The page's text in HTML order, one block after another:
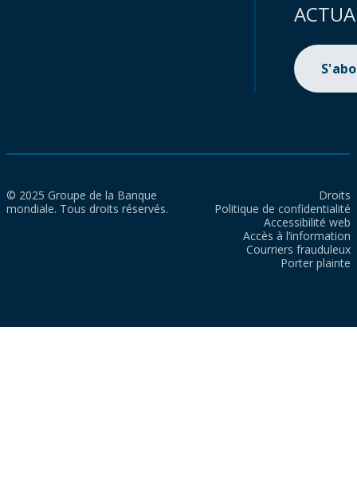
© 2025 Groupe de la Banque
mondiale. Tous droits réservés.
Droits
Politique de confidentialité
Accessibilité web
Accès à l’information
Courriers frauduleux
Porter plainte